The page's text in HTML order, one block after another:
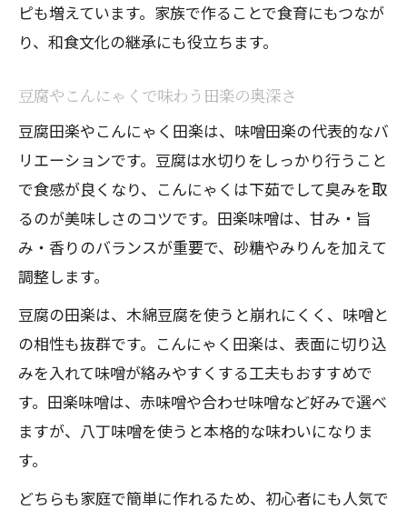
ピも増えています。家族で作ることで食育にもつなが
り、和食文化の継承にも役立ちます。
豆腐やこんにゃくで味わう田楽の奥深さ
豆腐田楽やこんにゃく田楽は、味噌田楽の代表的なバ
リエーションです。豆腐は水切りをしっかり行うこと
で食感が良くなり、こんにゃくは下茹でして臭みを取
るのが美味しさのコツです。田楽味噌は、甘み・旨
み・香りのバランスが重要で、砂糖やみりんを加えて
調整します。
豆腐の田楽は、木綿豆腐を使うと崩れにくく、味噌と
の相性も抜群です。こんにゃく田楽は、表面に切り込
みを入れて味噌が絡みやすくする工夫もおすすめで
す。田楽味噌は、赤味噌や合わせ味噌など好みで選べ
ますが、八丁味噌を使うと本格的な味わいになりま
す。
どちらも家庭で簡単に作れるため、初心者にも人気で